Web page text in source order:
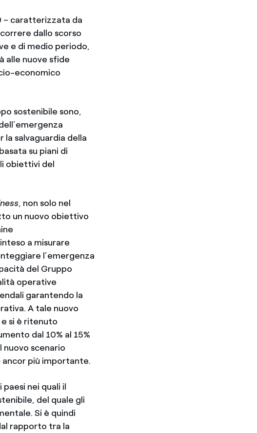
– caratterizzata da
dallo scorso
e di medio periodo,
alle nuove sfide
economico
sostenibile sono,
la salvaguardia della
su piani di
obiettivi del
, non solo nel
un nuovo obiettivo
a misurare
l’emergenza
del Gruppo
operative
garantendo la
A tale nuovo
si è ritenuto
dal 10% al 15%
nuovo scenario
ancor più importante.
nei quali il
del quale gli
Si è quindi
rapporto tra la